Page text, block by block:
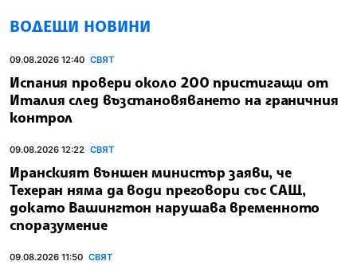
ВОДЕЩИ НОВИНИ
09.08.2026 12:40 СВЯТ
Испания провери около 200 пристигащи от
Италия след възстановяването на граничния
контрол
09.08.2026 12:22 СВЯТ
Иранският външен министър заяви, че
Техеран няма да води преговори със САЩ,
докато Вашингтон нарушава временното
споразумение
09.08.2026 11:50 СВЯТ